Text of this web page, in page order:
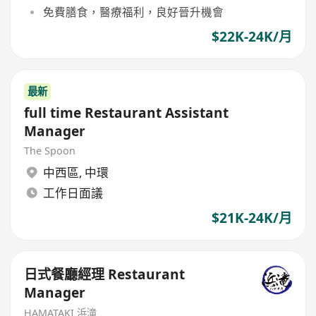
免費膳食，醫療福利，良好晉升機會
$22K-24K/月
最新
full time Restaurant Assistant
Manager
The Spoon
中西區, 中環
工作日面議
$21K-24K/月
日式餐廳經理 Restaurant
Manager
HAMATAKI 浜滝